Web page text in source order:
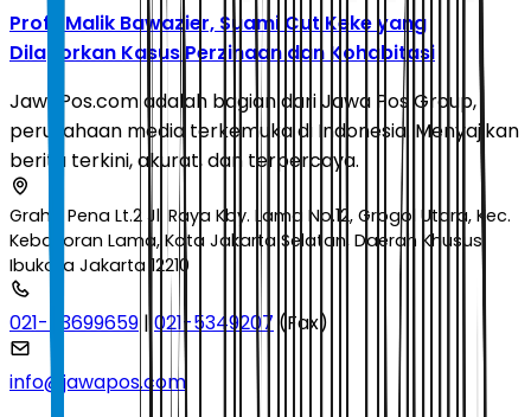
Profil Malik Bawazier, Suami Cut Keke yang
Dilaporkan Kasus Perzinaan dan Kohabitasi
JawaPos.com adalah bagian dari Jawa Pos Group,
perusahaan media terkemuka di Indonesia. Menyajikan
berita terkini, akurat, dan terpercaya.
Graha Pena Lt.2 Jl. Raya Kby. Lama No.12, Grogol Utara, Kec.
Kebayoran Lama, Kota Jakarta Selatan, Daerah Khusus
Ibukota Jakarta 12210
021-53699659 |021-5349207 (Fax)
info@jawapos.com